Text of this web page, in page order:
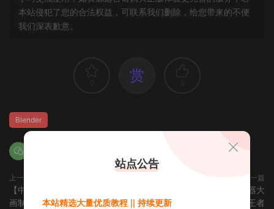
本站侵犯了您的合法权益，可联系我们删除，给您带来的不便
我们深表歉意。
赏
Blender
上一篇
【中文配音及原版】AI辅助3D动
画制作入门：Kling ×
下一篇
【中文配音及原版】终极武器大
师班2｜AR-15全流程硬表面王者
站点公告
本站精选大量优质教程 || 持续更新